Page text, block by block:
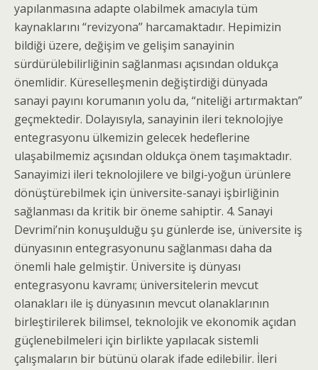
yapılanmasına adapte olabilmek amacıyla tüm
kaynaklarını ‘‘revizyona’’ harcamaktadır. Hepimizin
bildiği üzere, değişim ve gelişim sanayinin
sürdürülebilirliğinin sağlanması açısından oldukça
önemlidir. Küreselleşmenin değiştirdiği dünyada
sanayi payını korumanın yolu da, “niteliği artırmaktan”
geçmektedir. Dolayısıyla, sanayinin ileri teknolojiye
entegrasyonu ülkemizin gelecek hedeflerine
ulaşabilmemiz açısından oldukça önem taşımaktadır.
Sanayimizi ileri teknolojilere ve bilgi-yoğun ürünlere
dönüştürebilmek için üniversite-sanayi işbirliğinin
sağlanması da kritik bir öneme sahiptir. 4. Sanayi
Devrimi’nin konuşulduğu şu günlerde ise, üniversite iş
dünyasının entegrasyonunu sağlanması daha da
önemli hale gelmiştir. Üniversite iş dünyası
entegrasyonu kavramı; üniversitelerin mevcut
olanakları ile iş dünyasının mevcut olanaklarının
birleştirilerek bilimsel, teknolojik ve ekonomik açıdan
güçlenebilmeleri için birlikte yapılacak sistemli
çalışmaların bir bütünü olarak ifade edilebilir. İleri